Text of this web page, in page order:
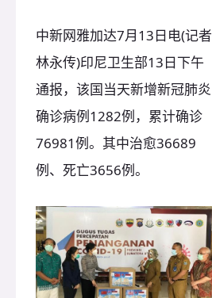
中新网雅加达7月13日电(记者
林永传)印尼卫生部13日下午
通报，该国当天新增新冠肺炎
确诊病例1282例，累计确诊
76981例。其中治愈36689
例、死亡3656例。